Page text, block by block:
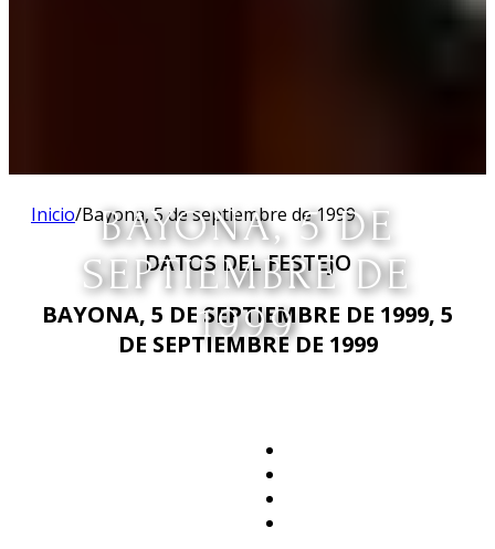
BAYONA, 5 DE
SEPTIEMBRE DE
1999
Inicio/Bayona, 5 de septiembre de 1999
DATOS DEL FESTEJO
BAYONA, 5 DE SEPTIEMBRE DE 1999, 5
DE SEPTIEMBRE DE 1999